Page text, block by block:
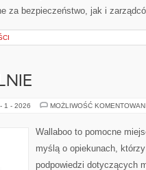
za bezpieczeństwo, jak i
1 - 2026 MOŻLIWOŚĆ
Wallaboo to pomocne
myślą o opiekunach,
podpowiedzi dotyczących